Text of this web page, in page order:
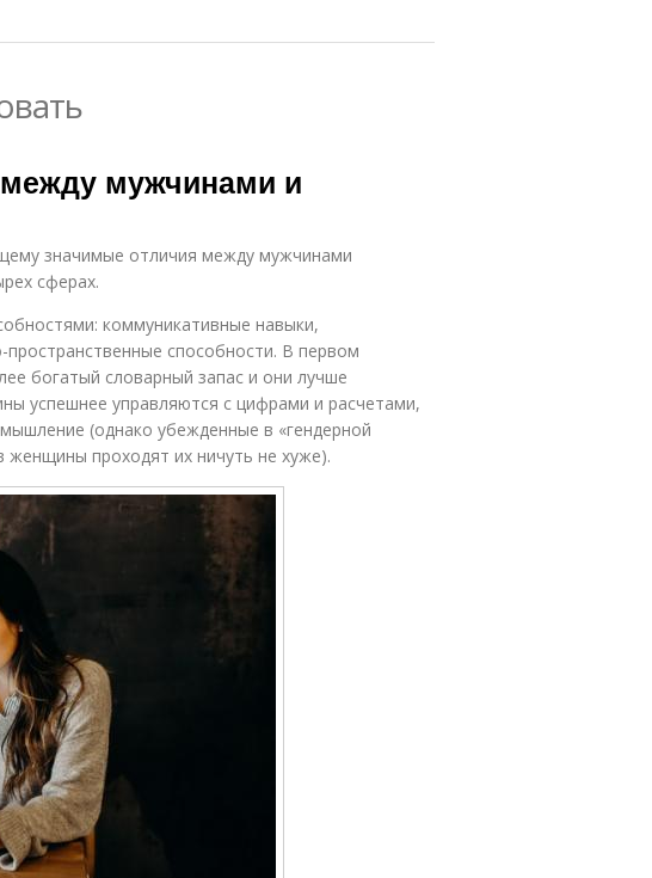
мужчинами и
значимые отличия между мужчинами
сферах.
коммуникативные навыки,
способности. В первом
богатый словарный запас и они лучше
успешнее управляются с цифрами и расчетами,
(однако убежденные в «гендерной
женщины проходят их ничуть не хуже).